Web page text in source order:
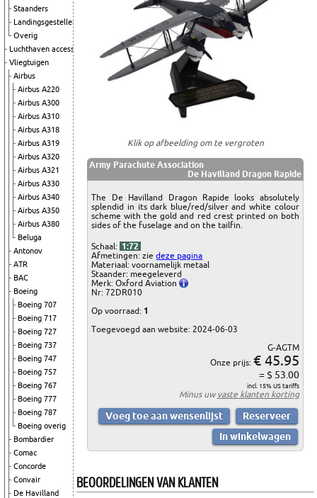
Staanders
Landingsgestellen
Overig
Luchthaven accessoires
Vliegtuigen
Airbus
Airbus A220
Airbus A300
Airbus A310
Airbus A318
Airbus A319
Airbus A320
Airbus A321
Airbus A330
Airbus A340
Airbus A350
Airbus A380
Beluga
Antonov
ATR
BAC
Boeing
Boeing 707
Boeing 717
Boeing 727
Boeing 737
Boeing 747
Boeing 757
Boeing 767
Boeing 777
Boeing 787
Boeing overig
Bombardier
Comac
Concorde
Convair
De Havilland
Klik op afbeelding om te vergroten
Army Parachute Association
De Havilland Dragon Rapide
The De Havilland Dragon Rapide looks absolutely
splendid in its dark blue/red/silver and white colour
scheme with the gold and red crest printed on both
sides of the fuselage and on the tailfin.
Schaal: 1:72
Afmetingen: ziedeze pagina
Materiaal: voornamelijk metaal
Staander: meegeleverd
Merk: Oxford Aviation
Nr: 72DR010
Op voorraad: 1
Toegevoegd aan website: 2024-06-03
G-AGTM
Onze prijs: € 45.95
= $ 53.00
incl. 15% US tariffs
Minus uwvaste klanten korting
BEOORDELINGEN VAN KLANTEN